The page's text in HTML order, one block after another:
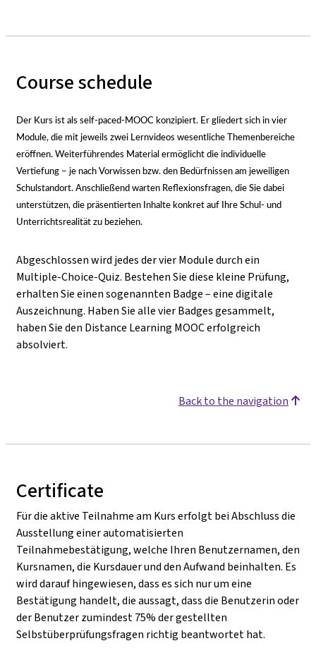
Course schedule
Der Kurs ist als self-paced-MOOC konzipiert. Er gliedert sich in vier
Module, die mit jeweils zwei Lernvideos wesentliche Themenbereiche
eröffnen. Weiterführendes Material ermöglicht die individuelle
Vertiefung – je nach Vorwissen bzw. den Bedürfnissen am jeweiligen
Schulstandort. Anschließend warten Reflexionsfragen, die Sie dabei
unterstützen, die präsentierten Inhalte konkret auf Ihre Schul- und
Unterrichtsrealität zu beziehen.
Abgeschlossen wird jedes der vier Module durch ein
Multiple-Choice-Quiz. Bestehen Sie diese kleine Prüfung,
erhalten Sie einen sogenannten Badge–eine digitale
Auszeichnung. Haben Sie alle vier Badges gesammelt,
haben Sie den Distance Learning MOOC erfolgreich
absolviert.
Back to the navigation
Certificate
Für die aktive Teilnahme am Kurs erfolgt bei Abschluss die
Ausstellung einer automatisierten
Teilnahmebestätigung, welche Ihren Benutzernamen, den
Kursnamen, die Kursdauer und den Aufwand beinhalten. Es
wird darauf hingewiesen, dass es sich nur um eine
Bestätigung handelt, die aussagt, dass die Benutzerin oder
der Benutzer zumindest 75% der gestellten
Selbstüberprüfungsfragen richtig beantwortet hat.